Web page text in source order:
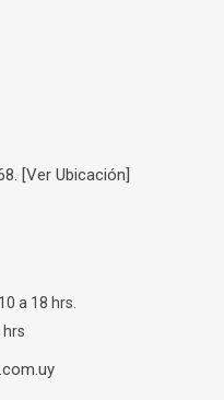
[Ver Ubicación]
a 18 hrs.
hrs